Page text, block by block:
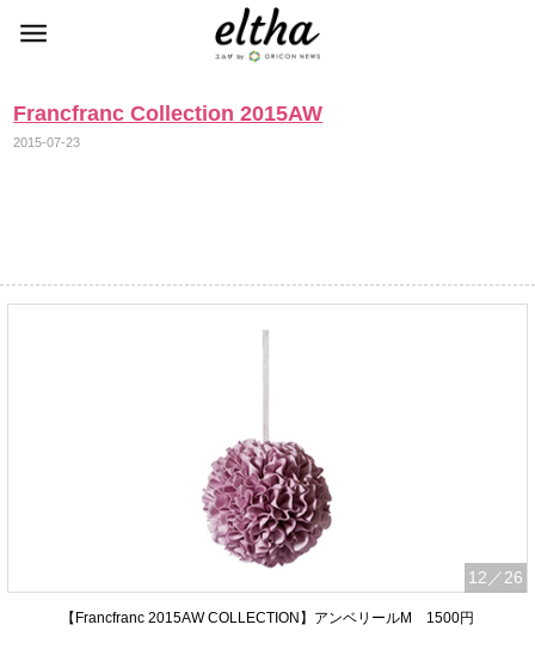
Francfranc Collection 2015AW
2015-07-23
12 ／26
【Francfranc 2015AW COLLECTION】アンベリールM 1500円